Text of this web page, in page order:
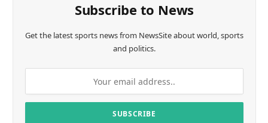
Subscribe to News
Get the latest sports news from NewsSite about world, sports
and politics.